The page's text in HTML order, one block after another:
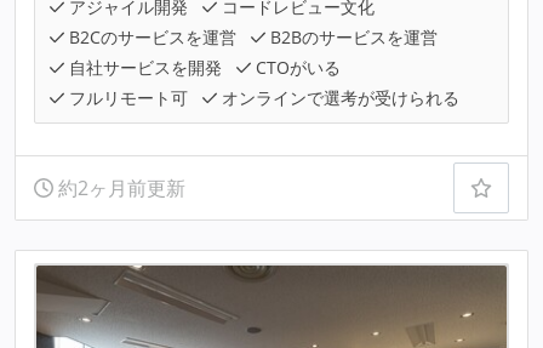
アジャイル開発
コードレビュー文化
B2Cのサービスを運営
B2Bのサービスを運営
自社サービスを開発
CTOがいる
フルリモート可
オンラインで選考が受けられる
約2ヶ月前更新